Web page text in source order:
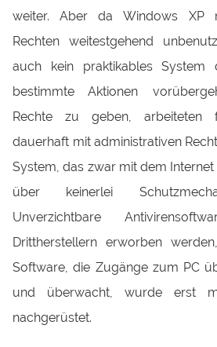
weiter. Aber da Windows XP
Rechten weitestgehend
auch kein praktikables
bestimmte Aktionen
Rechte zu geben, arbeiteten
dauerhaft mit administrativen
System, das zwar mit dem
über keinerlei
Unverzichtbare
Drittherstellern erworben
Software, die Zugänge zum PC
und überwacht, wurde erst
nachgerüstet.